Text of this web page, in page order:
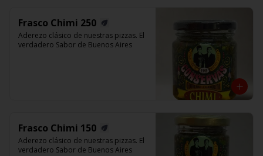
Frasco Chimi 250
Aderezo clásico de nuestras pizzas. El
verdadero Sabor de Buenos Aires
Frasco Chimi 150
Aderezo clásico de nuestras pizzas. El
verdadero Sabor de Buenos Aires